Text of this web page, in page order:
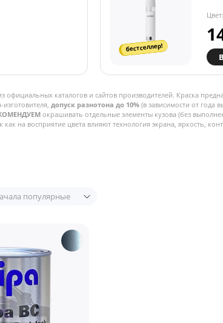
бестселлер!
Цвет:
каталогов и сайтов производителей. Краска
допуск разнотона до 10% (в зависимости от года
окрашивать отдельные элементы кузова (без
на восприятие цвета влияют технология экрана, яркость,
популярные